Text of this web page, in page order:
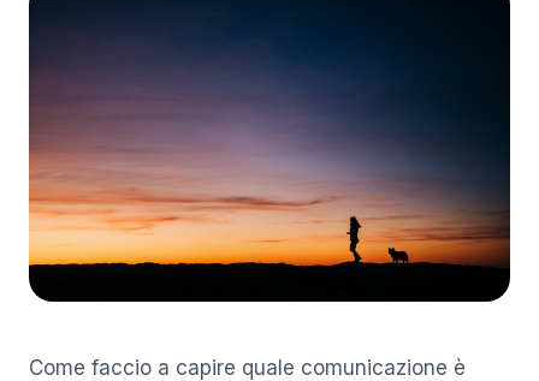
Come faccio a capire quale comunicazione è